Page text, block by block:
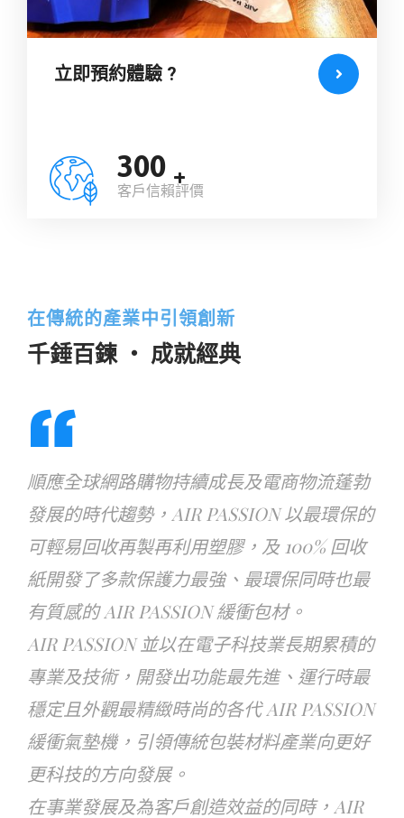
立即預約體驗 ?
300 +
客戶信賴評價
在傳統的產業中引領創新
千錘百鍊 ‧ 成就經典
順應全球網路購物持續成長及電商物流蓬勃
發展的時代趨勢，AIR PASSION 以最環保的
可輕易回收再製再利用塑膠，及 100% 回收
紙開發了多款保護力最強、最環保同時也最
有質感的 AIR PASSION 緩衝包材。
AIR PASSION 並以在電子科技業長期累積的
專業及技術，開發出功能最先進、運行時最
穩定且外觀最精緻時尚的各代 AIR PASSION
緩衝氣墊機，引領傳統包裝材料產業向更好
更科技的方向發展。
在事業發展及為客戶創造效益的同時，AIR